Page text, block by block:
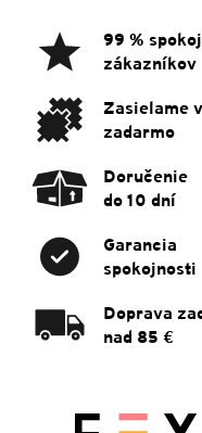
99 %
zákazníkov
Zasielame
zadarmo
Doručenie
do 10 dní
Garancia
spokojnosti
Doprava
nad 85 €